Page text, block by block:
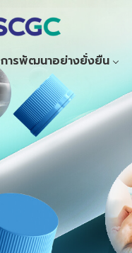
การพัฒนาอย่างยั่งยืน